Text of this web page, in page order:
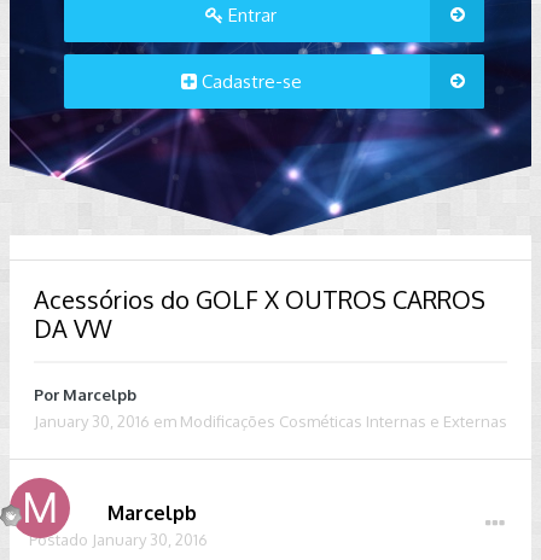
Entrar
Cadastre-se
Acessórios do GOLF X OUTROS CARROS
DA VW
Por Marcelpb
January 30, 2016 em Modificações Cosméticas Internas e Externas
Marcelpb
Postado January 30, 2016